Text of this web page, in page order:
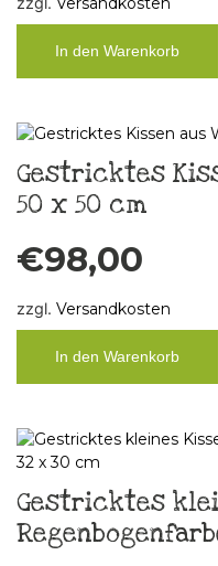
In den Warenkorb
Gestricktes
50 x 50 cm
€98,00
zzgl. Versandkosten
In den Warenkorb
Gestricktes